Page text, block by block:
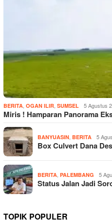
BERITA, OGAN ILIR, SUMSEL 5 Agustus
Miris ! Hamparan Panorama
BANYUASIN, BERITA 5
Box Culvert Dana
BERITA, PALEMBANG 5
Status Jalan Jadi
TOPIK POPULER